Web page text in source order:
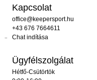
Kapcsolat
office@keepersport.hu
+43 676 7664611
Chat indítása
Ügyfélszolgálat
Hétfő-Csütörtök